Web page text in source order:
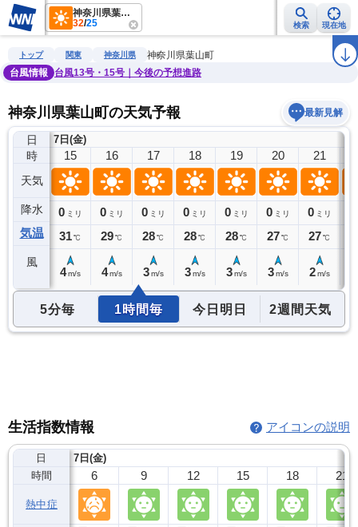
神奈川県葉山町
32/25 検索 現在地
雨雲レーダー 台風情報 地震情報 警報・注意報 ラ
トップ 関東 神奈川県
神奈川県葉山町
台風情報
台風13号・15号｜今後の予想進路
神奈川県葉山町の天気予報 最新見解
日
時
天気
降水
気温
風
7日(金)
14
0ミリ
31℃
15
0 ミリ
31℃
4 m/s
16
0 ミリ
29℃
4 m/s
17
0 ミリ
28℃
3 m/s
18
0 ミリ
28℃
3 m/s
19
0 ミリ
28℃
3 m/s
20
0 ミリ
27℃
3 m/s
21
0 ミリ
27℃
2 m/s
5分毎 1時間毎 今日明日 2週間天気
生活指数情報 アイコンの説明
日
時間
熱中症
7日(金)
6 9 12 15 18 21